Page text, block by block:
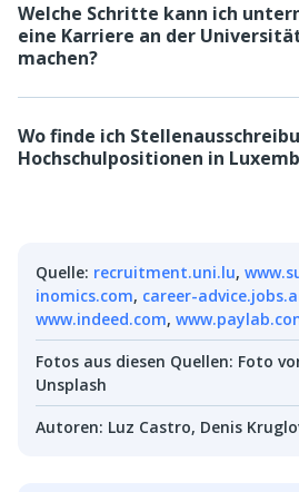
Welche Schritte kann ich
eine Karriere an der
machen?
Wo finde ich
Hochschulpositionen in
Quelle: recruitment.uni.lu,
inomics.com, career-
www.indeed.com,
Fotos aus diesen Quellen: Foto
Unsplash
Autoren: Luz Castro, Denis